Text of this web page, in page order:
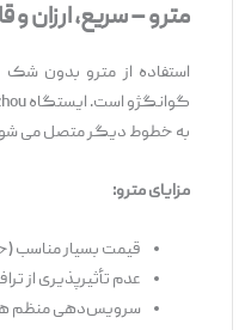
مترو–سریع،ارزانو
استفاده از مترو بدون شک
به خطوط دیگر متصل می ‌شود.
مزایای مترو:
قیمت بسیار مناسب (حدود ۴تا ۷
عدم تأثیرپذیری از
سرویس‌دهی منظم هر ۳-۵ دقیقه